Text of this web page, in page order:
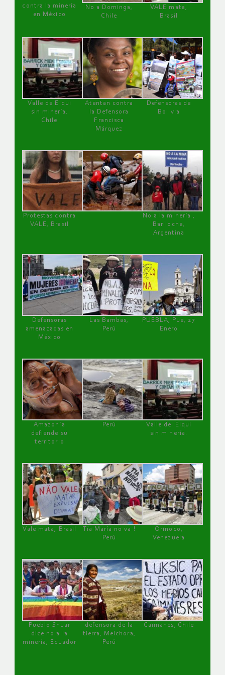
contra la minería
en México
No a Dominga,
Chile
VALE mata,
Brasil
Valle de Elqui
sin minería.
Chile
Atentan contra
la Defensora
Francisca
Márquez
Defensoras de
Bolivia
Protestas contra
VALE, Brasil
No a la minería ,
Bariloche,
Argentina
Defensoras
amenazadas en
México
Las Bambas,
Perú
PUEBLA, Pue, 27
Enero
Amazonía
defiende su
territorio
Perú
Valle del Elqui
sin minería.
Vale mata, Brasil
Tía María no va !
Perú
Orinoco,
Venezuela
Pueblo Shuar
dice no a la
minería, Ecuador
defensora de la
tierra, Melchora,
Perú
Caimanes, Chile